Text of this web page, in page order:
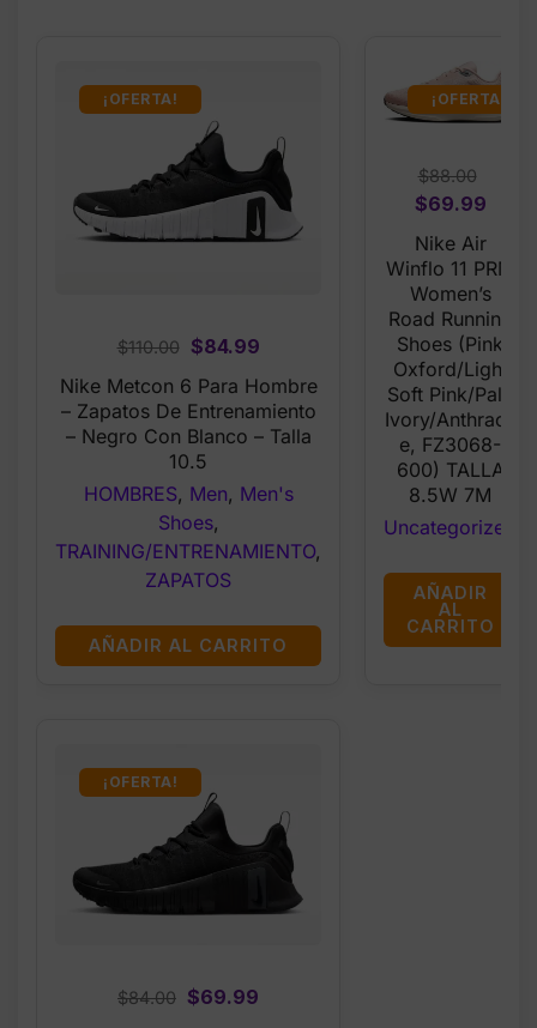
¡OFERTA!
$110.00
Original
price
was:
$110.00.
$84.99Current
price
is:
$84.99.
Nike Metcon 6 Para Hombre
– Zapatos De Entrenamiento
– Negro Con Blanco – Talla
10.5
HOMBRES, Men, Men's
Shoes,
TRAINING/ENTRENAMIENTO,
ZAPATOS
AÑADIR AL CARRITO
¡OFERTA!
$88.00
Original
price
was:
$88.00.
$69.99
is:
Nike Air
Winflo 11 PRM
Women’s
Road Running
Shoes (Pink
Oxford/Light
Soft Pink/Pale
Ivory/Anthracit
E, FZ3068-
600) TALLA
8.5W 7M
Uncategorized
AÑADIR
AL
CARRITO
¡OFERTA!
$84.00 Original
$69.99